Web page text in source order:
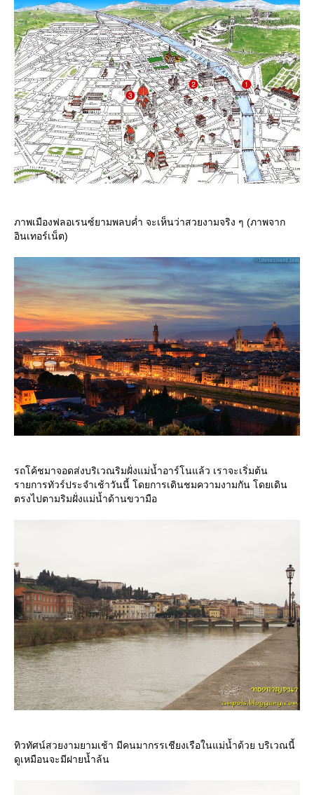
ภาพเมืองฟลอเรนซ์ยามพลบค่ำ จะเห็นว่าสวยงามจริง ๆ (ภาพจาก
อินเทอร์เน็ต)
รถโค้ชมาจอดส่งบริเวณริมฝั่งแม่น้ำอาร์โนแล้ว เราจะเริ่มต้น
รายการทัวร์ประจำเช้าวันนี้ โดยการเดินชมความงามกัน โดยเดิน
ตรงไปตามริมฝั่งแม่น้ำด้านขวามือ
ทิวทัศน์สวยงามยามเช้า มีคนมากรรเชียงเรือในแม่น้ำด้วย บริเวณนี้
ดูเหมือนจะมีฝายน้ำล้น